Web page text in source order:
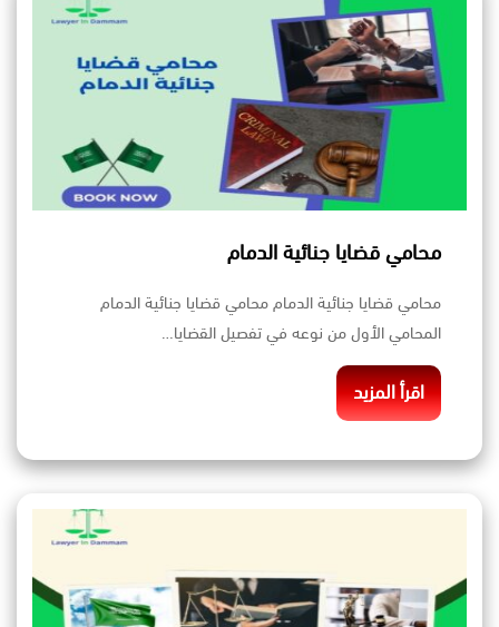
محامي قضايا جنائية الدمام
محامي قضايا جنائية الدمام محامي قضايا جنائية الدمام
المحامي الأول من نوعه في تفصيل القضايا…
اقرأ المزيد